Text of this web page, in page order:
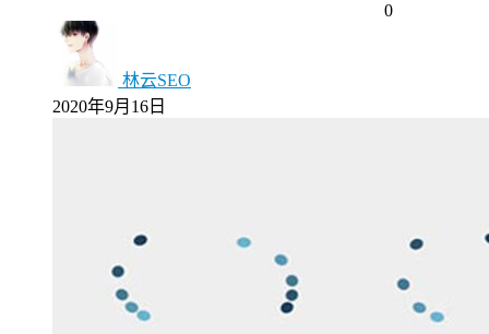
0
林云SEO
2020年9月16日